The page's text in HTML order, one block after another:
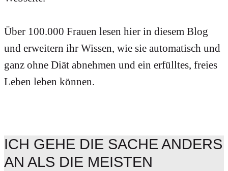
Über 100.000 Frauen lesen hier in diesem Blog
und erweitern ihr Wissen, wie sie automatisch und
ganz ohne Diät abnehmen und ein erfülltes, freies
Leben leben können.
ICH GEHE DIE SACHE ANDERS
AN ALS DIE MEISTEN